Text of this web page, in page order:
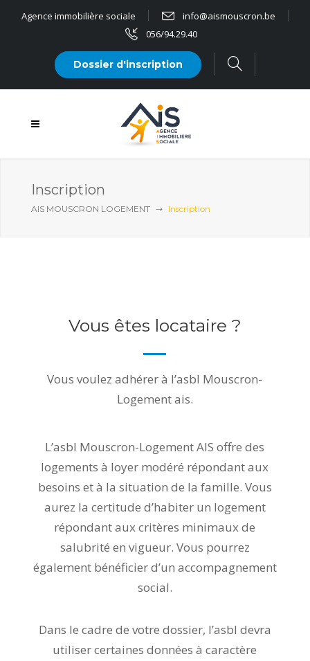
Agence immobilière sociale
info@aismouscron.be
056/94.29.40
Dossier d'inscription
Inscription
AIS MOUSCRON LOGEMENT Inscription
Vous êtes locataire ?
Vous voulez adhérer à l’asbl Mouscron-
Logement ais.
L’asbl Mouscron-Logement AIS offre des
logements à loyer modéré répondant aux
besoins et à la situation de la famille. Vous
aurez la certitude d’habiter un logement
répondant aux critères minimaux de
salubrité en vigueur. Vous pourrez
également bénéficier d’un accompagnement
social.
Dans le cadre de votre dossier, l’asbl devra
utiliser certaines données à caractère